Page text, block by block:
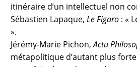
itinéraire d’un intellectuel non
Sébastien Lapaque,Le Figaro : «
».
Jérémy-Marie Pichon,Actu
métapolitique d’autant plus forte